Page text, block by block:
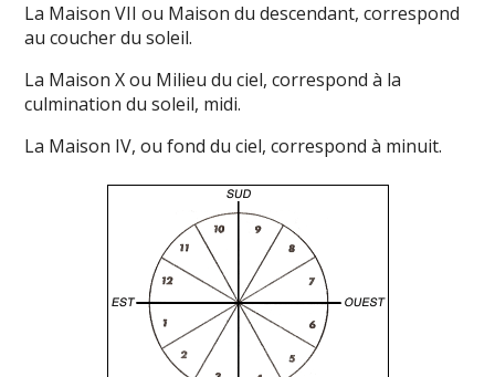
La Maison VII ou Maison du descendant, correspond
au coucher du soleil.
La Maison X ou Milieu du ciel, correspond à la
culmination du soleil, midi.
La Maison IV, ou fond du ciel, correspond à minuit.